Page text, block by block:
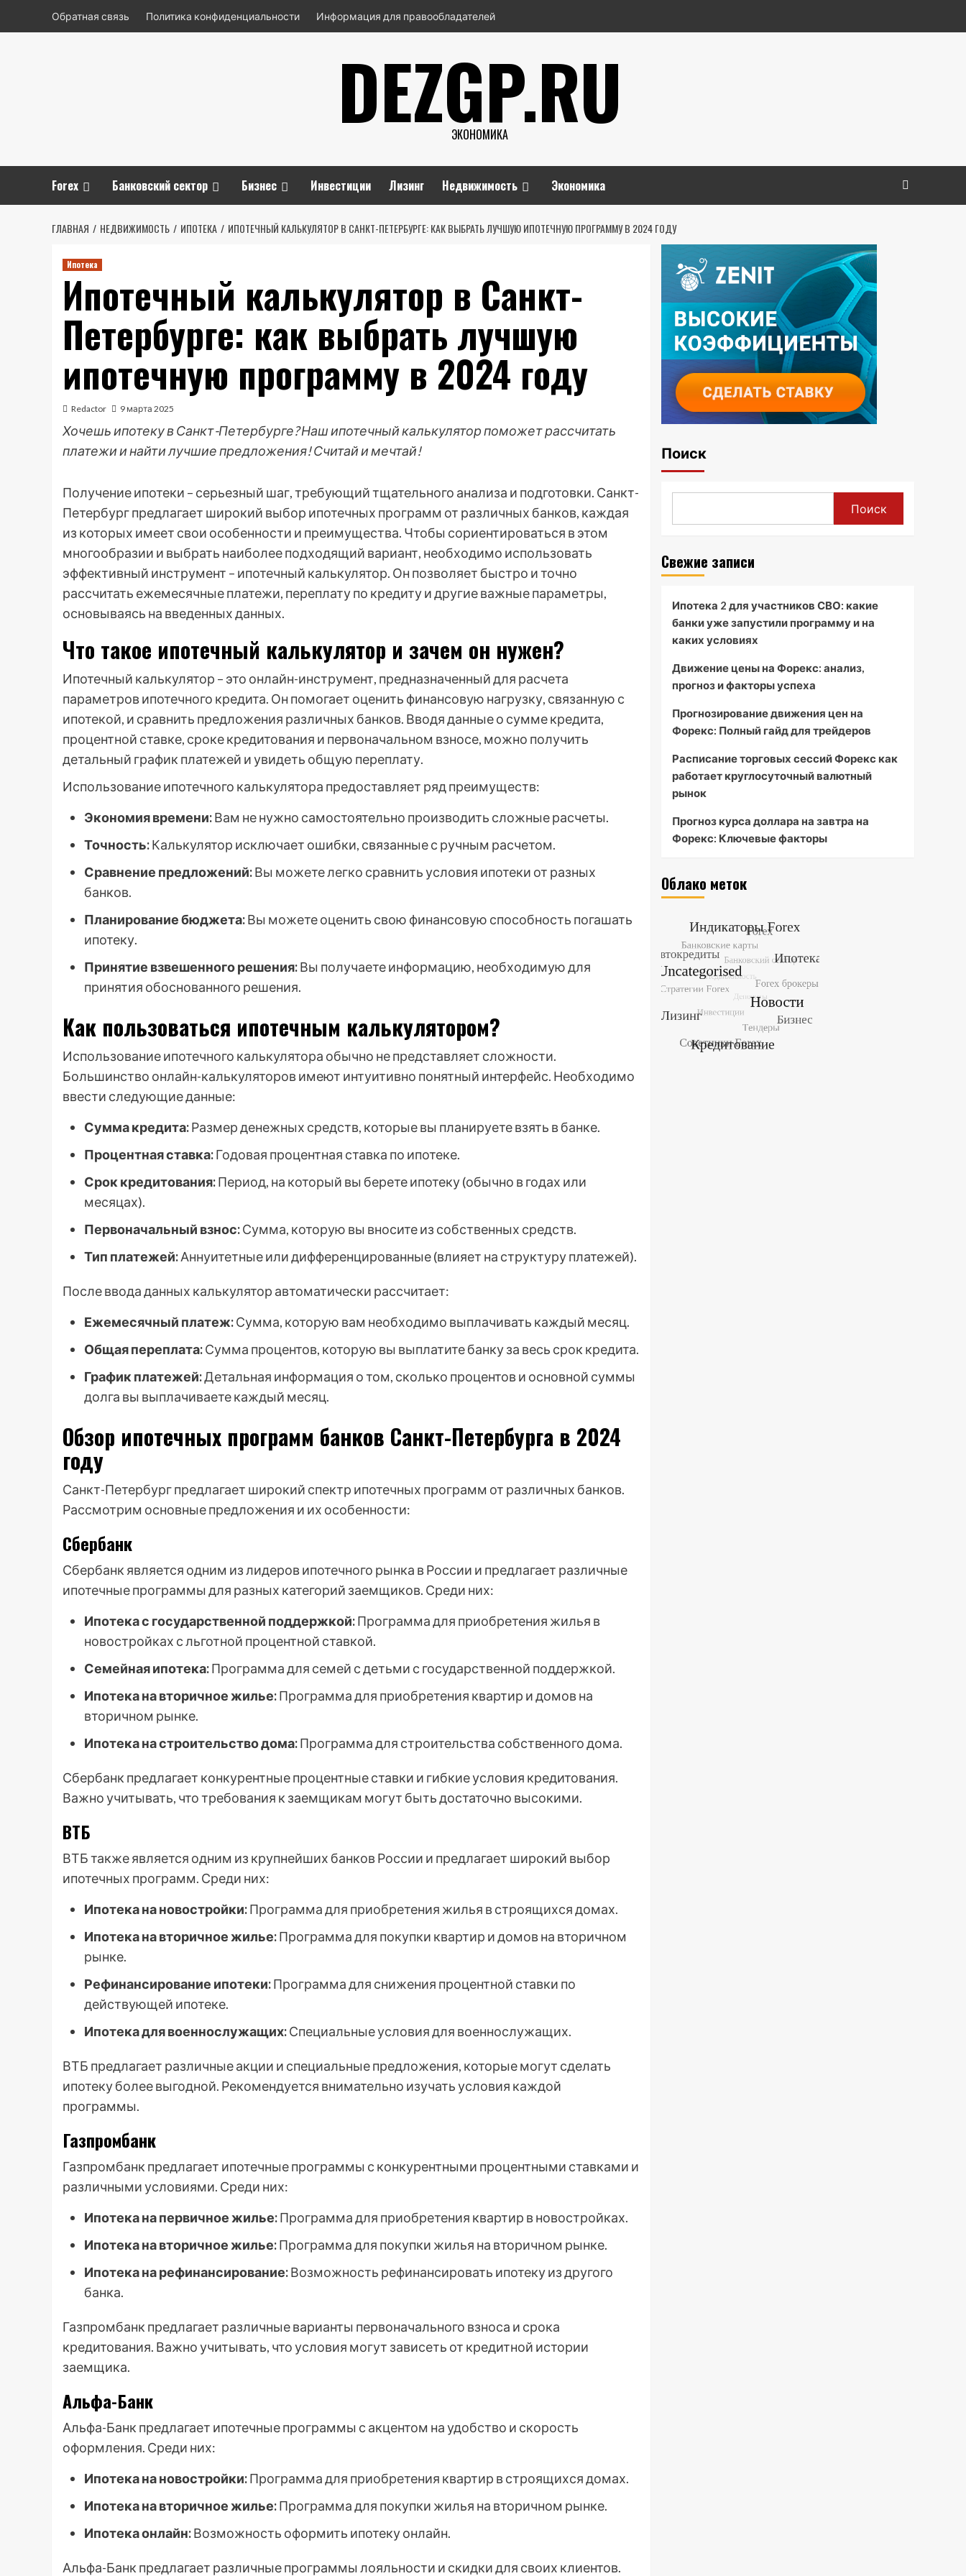
Обратная связь Политика конфиденциальности Информация для правообладателей
DEZGP.RU
ЭКОНОМИКА
Forex Банковский сектор Бизнес Инвестиции Лизинг Недвижимость Экономика
ГЛАВНАЯ НЕДВИЖИМОСТЬ ИПОТЕКА ИПОТЕЧНЫЙ КАЛЬКУЛЯТОР В САНКТ-ПЕТЕРБУРГЕ: КАК ВЫБРАТЬ ЛУЧШУЮ ИПОТЕЧНУЮ ПРОГРАММУ В 2024 ГОДУ
Ипотека
Ипотечный калькулятор в Санкт-
Петербурге: как выбрать лучшую
ипотечную программу в 2024 году
Redactor 9 марта 2025
Хочешь ипотеку в Санкт-Петербурге? Наш ипотечный калькулятор поможет рассчитать
платежи и найти лучшие предложения! Считай и мечтай!
Получение ипотеки – серьезный шаг, требующий тщательного анализа и подготовки. Санкт-
Петербург предлагает широкий выбор ипотечных программ от различных банков, каждая
из которых имеет свои особенности и преимущества. Чтобы сориентироваться в этом
многообразии и выбрать наиболее подходящий вариант, необходимо использовать
эффективный инструмент – ипотечный калькулятор. Он позволяет быстро и точно
рассчитать ежемесячные платежи, переплату по кредиту и другие важные параметры,
основываясь на введенных данных.
Что такое ипотечный калькулятор и зачем он нужен?
Ипотечный калькулятор – это онлайн-инструмент, предназначенный для расчета
параметров ипотечного кредита. Он помогает оценить финансовую нагрузку, связанную с
ипотекой, и сравнить предложения различных банков. Вводя данные о сумме кредита,
процентной ставке, сроке кредитования и первоначальном взносе, можно получить
детальный график платежей и увидеть общую переплату.
Использование ипотечного калькулятора предоставляет ряд преимуществ:
Экономия времени:Вам не нужно самостоятельно производить сложные расчеты.
Точность:Калькулятор исключает ошибки, связанные с ручным расчетом.
Сравнение предложений:Вы можете легко сравнить условия ипотеки от разных
банков.
Планирование бюджета:Вы можете оценить свою финансовую способность погашать
ипотеку.
Принятие взвешенного решения:Вы получаете информацию, необходимую для
принятия обоснованного решения.
Как пользоваться ипотечным калькулятором?
Использование ипотечного калькулятора обычно не представляет сложности.
Большинство онлайн-калькуляторов имеют интуитивно понятный интерфейс. Необходимо
ввести следующие данные:
Сумма кредита:Размер денежных средств, которые вы планируете взять в банке.
Процентная ставка:Годовая процентная ставка по ипотеке.
Срок кредитования:Период, на который вы берете ипотеку (обычно в годах или
месяцах).
Первоначальный взнос:Сумма, которую вы вносите из собственных средств.
Тип платежей:Аннуитетные или дифференцированные (влияет на структуру платежей).
После ввода данных калькулятор автоматически рассчитает:
Ежемесячный платеж:Сумма, которую вам необходимо выплачивать каждый месяц.
Общая переплата:Сумма процентов, которую вы выплатите банку за весь срок кредита.
График платежей:Детальная информация о том, сколько процентов и основной суммы
долга вы выплачиваете каждый месяц.
Обзор ипотечных программ банков Санкт-Петербурга в 2024
году
Санкт-Петербург предлагает широкий спектр ипотечных программ от различных банков.
Рассмотрим основные предложения и их особенности:
Сбербанк
Сбербанк является одним из лидеров ипотечного рынка в России и предлагает различные
ипотечные программы для разных категорий заемщиков. Среди них:
Ипотека с государственной поддержкой:Программа для приобретения жилья в
новостройках с льготной процентной ставкой.
Семейная ипотека:Программа для семей с детьми с государственной поддержкой.
Ипотека на вторичное жилье:Программа для приобретения квартир и домов на
вторичном рынке.
Ипотека на строительство дома:Программа для строительства собственного дома.
Сбербанк предлагает конкурентные процентные ставки и гибкие условия кредитования.
Важно учитывать, что требования к заемщикам могут быть достаточно высокими.
ВТБ
ВТБ также является одним из крупнейших банков России и предлагает широкий выбор
ипотечных программ. Среди них:
Ипотека на новостройки:Программа для приобретения жилья в строящихся домах.
Ипотека на вторичное жилье:Программа для покупки квартир и домов на вторичном
рынке.
Рефинансирование ипотеки:Программа для снижения процентной ставки по
действующей ипотеке.
Ипотека для военнослужащих:Специальные условия для военнослужащих.
ВТБ предлагает различные акции и специальные предложения, которые могут сделать
ипотеку более выгодной. Рекомендуется внимательно изучать условия каждой
программы.
Газпромбанк
Газпромбанк предлагает ипотечные программы с конкурентными процентными ставками и
различными условиями. Среди них:
Ипотека на первичное жилье:Программа для приобретения квартир в новостройках.
Ипотека на вторичное жилье:Программа для покупки жилья на вторичном рынке.
Ипотека на рефинансирование:Возможность рефинансировать ипотеку из другого
банка.
Газпромбанк предлагает различные варианты первоначального взноса и срока
кредитования. Важно учитывать, что условия могут зависеть от кредитной истории
заемщика.
Альфа-Банк
Альфа-Банк предлагает ипотечные программы с акцентом на удобство и скорость
оформления. Среди них:
Ипотека на новостройки:Программа для приобретения квартир в строящихся домах.
Ипотека на вторичное жилье:Программа для покупки жилья на вторичном рынке.
Ипотека онлайн:Возможность оформить ипотеку онлайн.
Альфа-Банк предлагает различные программы лояльности и скидки для своих клиентов.
Поиск
Поиск
Свежие записи
Ипотека 2 для участников СВО: какие
банки уже запустили программу и на
каких условиях
Движение цены на Форекс: анализ,
прогноз и факторы успеха
Прогнозирование движения цен на
Форекс: Полный гайд для трейдеров
Расписание торговых сессий Форекс как
работает круглосуточный валютный
рынок
Прогноз курса доллара на завтра на
Форекс: Ключевые факторы
Облако меток